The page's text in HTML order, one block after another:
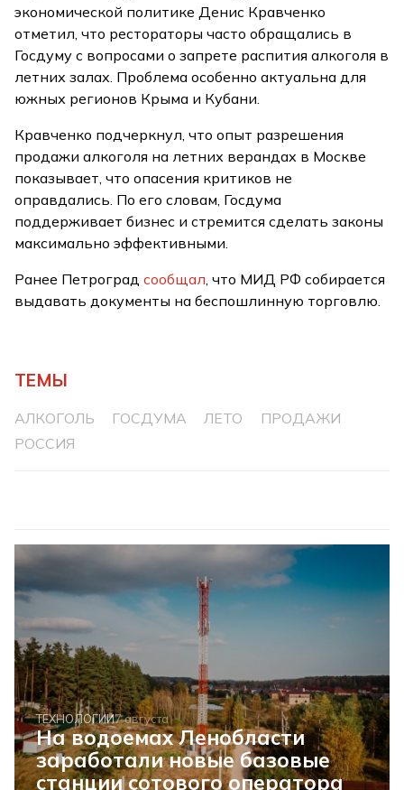
экономической политике Денис Кравченко
отметил, что рестораторы часто обращались в
Госдуму с вопросами о запрете распития алкоголя в
летних залах. Проблема особенно актуальна для
южных регионов Крыма и Кубани.
Кравченко подчеркнул, что опыт разрешения
продажи алкоголя на летних верандах в Москве
показывает, что опасения критиков не
оправдались. По его словам, Госдума
поддерживает бизнес и стремится сделать законы
максимально эффективными.
Ранее Петроградсообщал , что МИД РФ собирается
выдавать документы на беспошлинную торговлю.
ТЕМЫ
АЛКОГОЛЬ ГОСДУМА ЛЕТО
ПРОДАЖИ
РОССИЯ
ТЕХНОЛОГИИ7 августа
На водоемах Ленобласти
заработали новые базовые
станции сотового оператора